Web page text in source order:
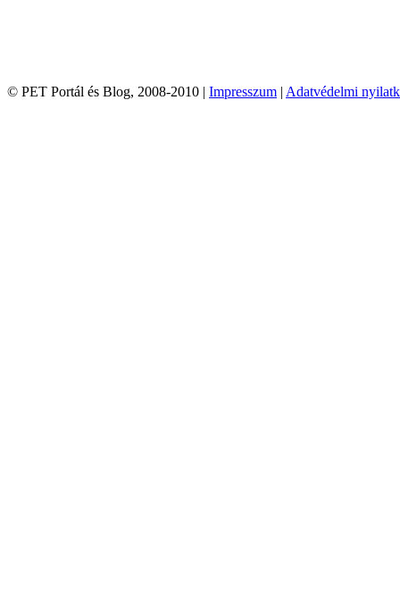
© PET Portál és Blog, 2008-2010 | Impresszum | Adatvédelmi